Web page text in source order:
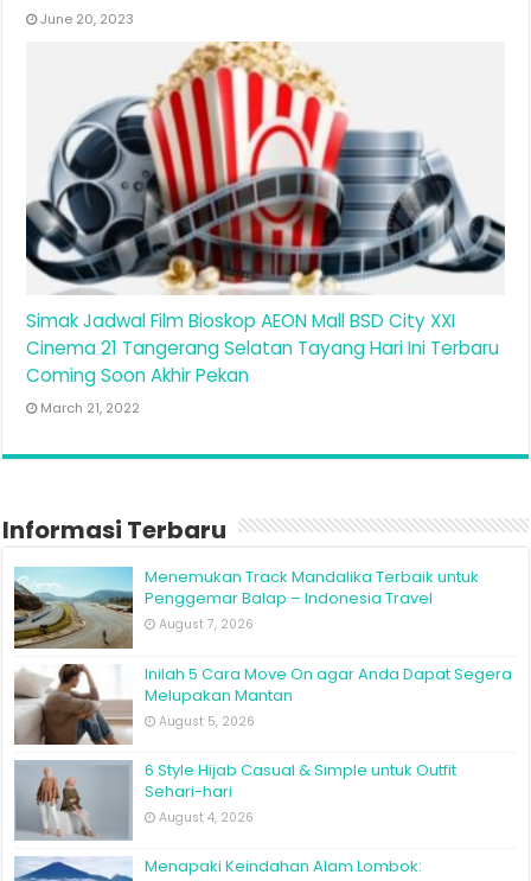
June 20, 2023
Simak Jadwal Film Bioskop AEON Mall BSD City XXI
Cinema 21 Tangerang Selatan Tayang Hari Ini Terbaru
Coming Soon Akhir Pekan
March 21, 2022
Informasi Terbaru
Menemukan Track Mandalika Terbaik untuk
Penggemar Balap – Indonesia Travel
August 7, 2026
Inilah 5 Cara Move On agar Anda Dapat Segera
Melupakan Mantan
August 5, 2026
6 Style Hijab Casual & Simple untuk Outfit
Sehari-hari
August 4, 2026
Menapaki Keindahan Alam Lombok: